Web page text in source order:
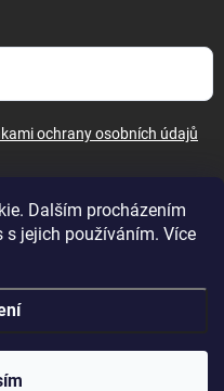
Dalším procházením
jejich používáním. Více
ochrany osobních údajů
práva vyhrazena.